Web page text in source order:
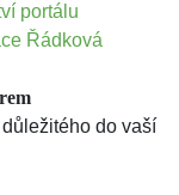
portálu
Řádková
do vaší